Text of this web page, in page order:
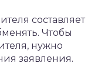
составляет
Чтобы
нужно
заявления.